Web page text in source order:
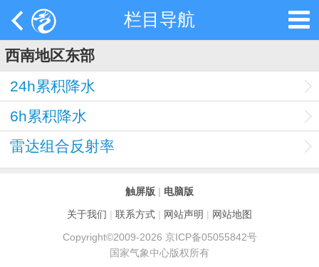
栏目导航
西南地区东部
24h累积降水
6h累积降水
雷达组合反射率
触屏版 | 电脑版
关于我们 | 联系方式 | 网站声明 | 网站地图
Copyright©2009-2026 京ICP备05055842号
国家气象中心版权所有